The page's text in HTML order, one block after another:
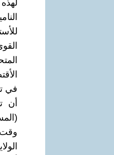
في
أن
وقت